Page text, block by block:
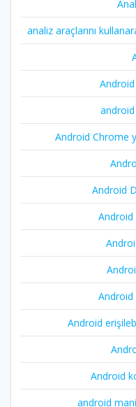
analiz araçlarını
Android
Android Chrome
Android
Android
Android
Android
android